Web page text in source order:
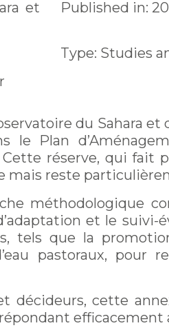
et
Published in:
Type: Studies
du Sahara
le Plan
réserve, qui fait
mais reste
méthodologique
et le suivi-
tels que la
pastoraux, pour
décideurs, cette